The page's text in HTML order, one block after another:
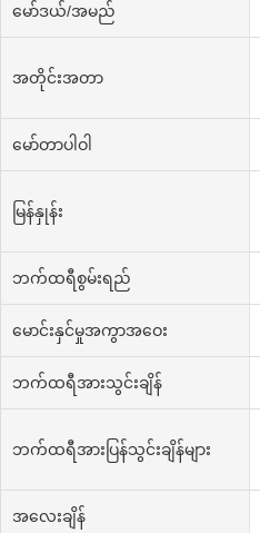
မော်ဒယ်/အမည်
အတိုင်းအတာ
မော်တာပါဝါ
မြန်နှုန်း
ဘက်ထရီစွမ်းရည်
မောင်းနှင်မှုအကွာအဝေး
ဘက်ထရီအားသွင်းချိန်
ဘက်ထရီအားပြန်သွင်းချိန်များ
အလေးချိန်